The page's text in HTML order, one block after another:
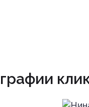
+7 (495) 174-70-01